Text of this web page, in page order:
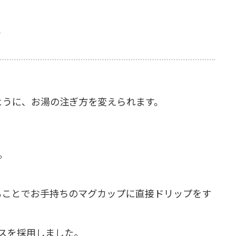
、お湯の注ぎ方を変えられます。
とでお手持ちのマグカップに直接ドリップをす
採用しました。